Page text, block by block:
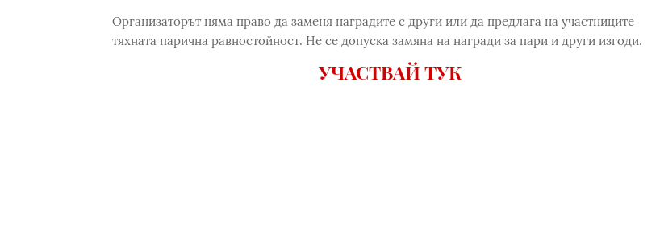
Организаторът няма право да заменя наградите с други или да предлага на участниците
тяхната парична равностойност. Не се допуска замяна на награди за пари и други изгоди.
УЧАСТВАЙ ТУК